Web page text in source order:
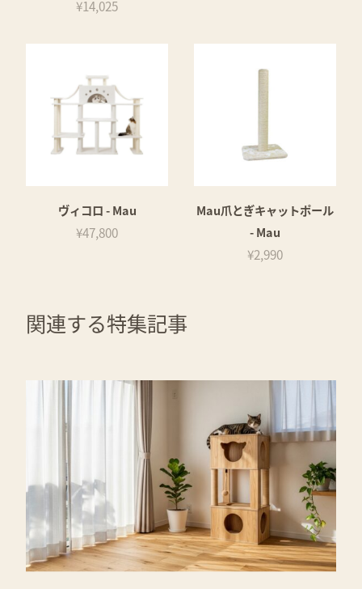
¥14,025
ヴィコロ - Mau
¥47,800
Mau爪とぎキャットポール
- Mau
¥2,990
関連する特集記事